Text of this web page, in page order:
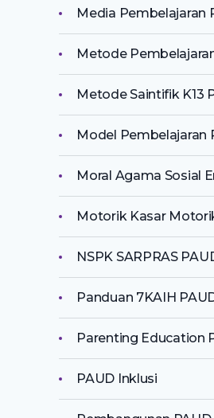
Media Pembelajaran
Metode
Metode Saintifik K13
Model Pembelajaran
Moral Agama Sosial
Motorik Kasar
NSPK SARPRAS
Panduan 7KAIH
Parenting Education
PAUD Inklusi